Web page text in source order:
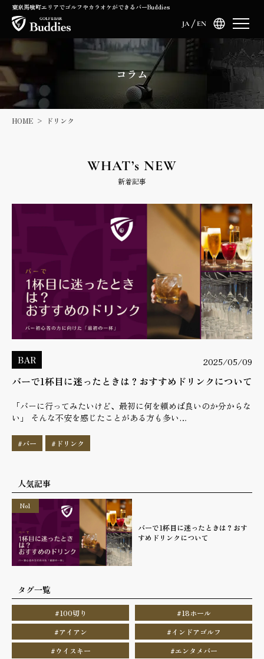
東京馬喰町エリアでゴルフやカラオケができるバーBuddies
JA EN
コラム
HOME ドリンク
WHAT’s NEW
新着記事
BAR 2025/05/09
バーで1杯目に迷ったときは？おすすめドリンクについて
「バーに行ってみたいけど、最初に何を頼めば良いのか分からな
い」 そんな不安を感じたことがある方も多い…
#バー #ドリンク
人気記事
No1
バーで1杯目に迷ったときは？おす
すめドリンクについて
タグ一覧
#100切り
#18ホール
#アイアン
#インドアゴルフ
#ウイスキー
#エンタメバー